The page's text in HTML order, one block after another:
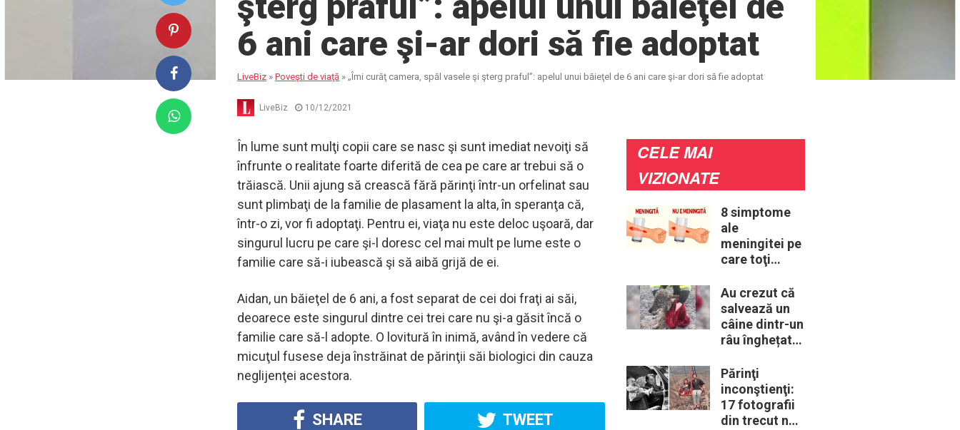
6 ani care şi-ar dori să fie adoptat
LiveBiz » Poveşti de viaţă » „Îmi curăţ camera, spăl vasele şi şterg praful”: apelul unui băieţel de 6 ani care şi-ar dori să fie adoptat
LiveBiz 10/12/2021
În lume sunt mulţi copii care se nasc şi sunt imediat nevoiţi să
înfrunte o realitate foarte diferită de cea pe care ar trebui să o
trăiască. Unii ajung să crească fără părinţi într-un orfelinat sau
sunt plimbaţi de la familie de plasament la alta, în speranţa că,
într-o zi, vor fi adoptaţi. Pentru ei, viaţa nu este deloc uşoară, dar
singurul lucru pe care şi-l doresc cel mai mult pe lume este o
familie care să-i iubească şi să aibă grijă de ei.
Aidan, un băieţel de 6 ani, a fost separat de cei doi fraţi ai săi,
deoarece este singurul dintre cei trei care nu şi-a găsit încă o
familie care să-l adopte. O lovitură în inimă, având în vedere că
micuţul fusese deja înstrăinat de părinţii săi biologici din cauza
neglijenţei acestora.
SHARE TWEET
CELE MAI
VIZIONATE
8 simptome
ale
meningitei pe
care toţi
trebui să le
cunoască
Au crezut că
salvează un
câine dintr-un
râu înghețat:
descoperă că
de fapt era un
lup
Părinţi
inconştienţi:
17 fotografii
din trecut ne